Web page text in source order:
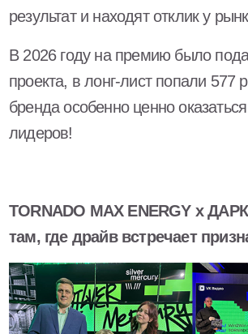
результат и находят отклик у
В 2026 году на премию было
проекта, в лонг-лист попали 577
бренда особенно ценно
лидеров!
TORNADO MAX ENERGY x
там, где драйв встречает